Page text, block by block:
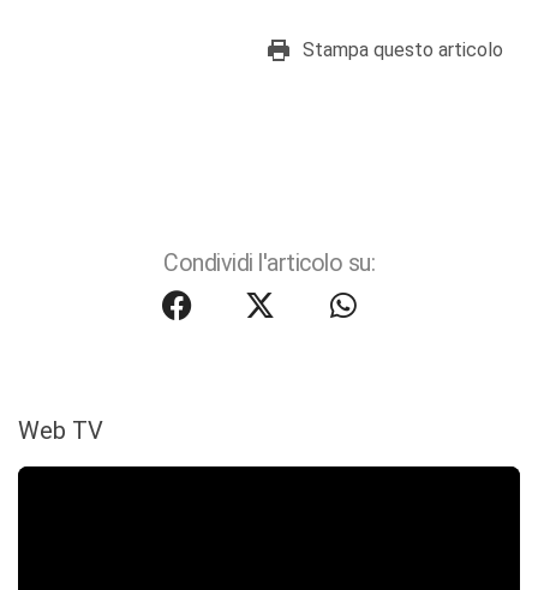
Stampa questo articolo
Condividi l'articolo su:
Web TV